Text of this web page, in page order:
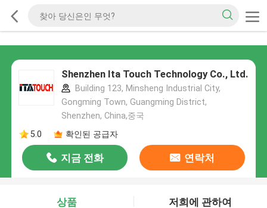
Shenzhen Ita Touch Technology Co., Ltd.
Building 123, Minsheng Industrial City,
Gongming Town, Guangming District,
Shenzhen, China,중국
5.0
확인된 공급자
지금 전화 연락처
상품 저희에 관하여